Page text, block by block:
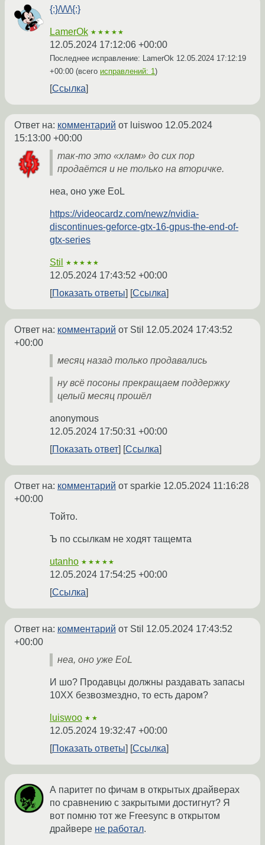
{:}/\/\/\{:}
LamerOk ★★★★★
12.05.2024 17:12:06 +00:00
Последнее исправление: LamerOk 12.05.2024 17:12:19
+00:00 (всего исправлений: 1)
Ссылка
Ответ на: комментарий от luiswoo 12.05.2024
15:13:00 +00:00
так-то это «хлам» до сих пор
продаётся и не только на вторичке.
неа, оно уже EoL
https://videocardz.com/newz/nvidia-
discontinues-geforce-gtx-16-gpus-the-end-of-
gtx-series
Stil ★★★★★
12.05.2024 17:43:52 +00:00
Показать ответы
Ссылка
Ответ на: комментарий от Stil 12.05.2024 17:43:52
+00:00
месяц назад только продавались
ну всё посоны прекращаем поддержку
целый месяц прошёл
anonymous
12.05.2024 17:50:31 +00:00
Показать ответ
Ссылка
Ответ на: комментарий от sparkie 12.05.2024 11:16:28
+00:00
Тойто.
Ъ по ссылкам не ходят тащемта
utanho ★★★★★
12.05.2024 17:54:25 +00:00
Ссылка
Ответ на: комментарий от Stil 12.05.2024 17:43:52
+00:00
неа, оно уже EoL
И шо? Продавцы должны раздавать запасы
10ХХ безвозмездно, то есть даром?
luiswoo ★★
12.05.2024 19:32:47 +00:00
Показать ответы
Ссылка
А паритет по фичам в открытых драйверах
по сравнению с закрытыми достигнут? Я
вот помню тот же Freesync в открытом
драйвере не работал.